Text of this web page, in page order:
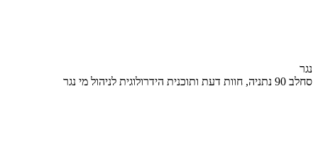
נגר
סחלב 90 נתניה, חוות דעת ותוכנית הידרולוגית לניהול מי נגר